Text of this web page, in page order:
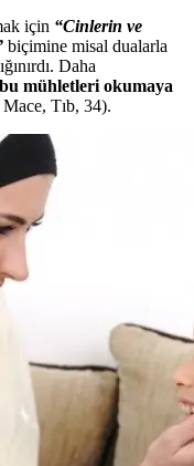
için “Cinlerin ve
biçimine misal dualarla
Daha
mühletleri okumaya
Tıb, 34).